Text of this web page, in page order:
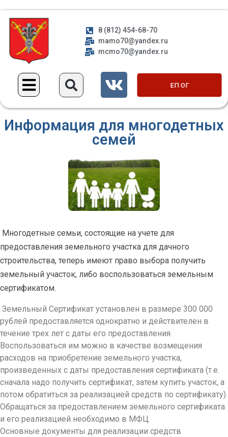
8 (812) 454-68-70
mamo70@yandex.ru
mcmo70@yandex.ru
ЕП ОГ
Информация для многодетных
семей
Многодетные семьи, состоящие на учете для
предоставления земельного участка для дачного
строительства, теперь имеют право выбора получить
земельный участок, либо воспользоваться земельным
сертификатом.
Земельный Сертификат установлен в размере 300 000
рублей предоставляется однократно и действителен в
течение трех лет с даты его предоставления.
Воспользоваться им можно в качестве возмещения
расходов на приобретение земельного участка,
произведенных с даты предоставления сертификата (т.е.
сначала надо получить сертификат, затем купить участок, а
потом обратиться за реализацией средств по сертификату).
Обращаться за предоставлением земельного сертификата
и его реализацией необходимо в МФЦ.
Основные документы для реализации средств